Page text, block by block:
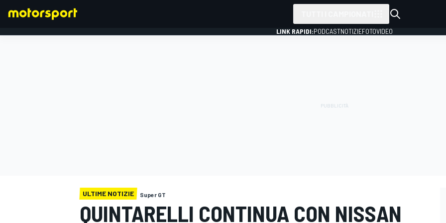
LINK RAPIDI:PODCASTNOTIZIEFOTOVIDEO
ULTIME NOTIZIE Super GT
QUINTARELLI CONTINUA CON NISSAN